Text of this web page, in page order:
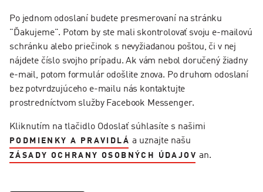
Po jednom odoslaní budete presmerovaní na stránku
"Ďakujeme". Potom by ste mali skontrolovať svoju e-mailovú
schránku alebo priečinok s nevyžiadanou poštou, či v nej
nájdete číslo svojho prípadu. Ak vám nebol doručený žiadny
e-mail, potom formulár odošlite znova. Po druhom odoslaní
bez potvrdzujúceho e-mailu nás kontaktujte
prostredníctvom služby Facebook Messenger.
Kliknutím na tlačidlo Odoslať súhlasíte s našimi
PODMIENKY A PRAVIDLÁ a uznajte našu
ZÁSADY OCHRANY OSOBNÝCH ÚDAJOV an.